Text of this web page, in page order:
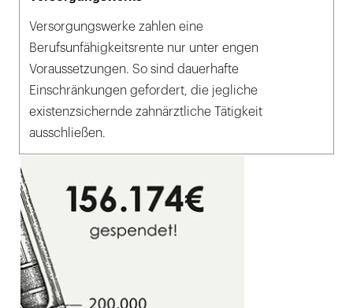
Versorgungswerke zahlen eine
Berufsunfähigkeitsrente nur unter engen
Voraussetzungen. So sind dauerhafte
Einschränkungen gefordert, die jegliche
existenzsichernde zahnärztliche Tätigkeit
ausschließen.